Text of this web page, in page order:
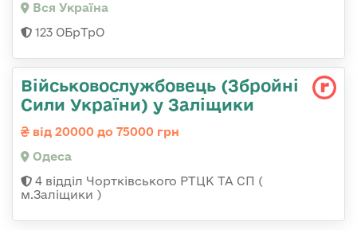
Вся Україна
123 ОБрТрО
Військовослужбовець (Збройні
Сили України) у Заліщики
від 20000 до 75000 грн
Одеса
4 відділ Чортківського РТЦК ТА СП (
м.Заліщики )